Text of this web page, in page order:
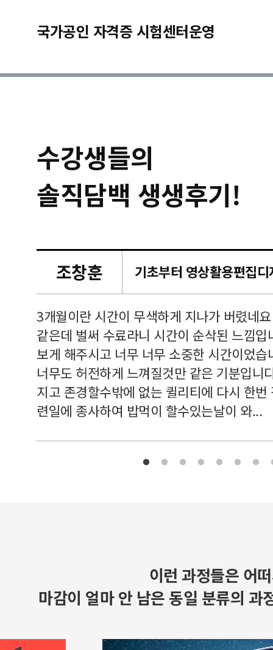
국가공인 자격증 시험센터운영
수강생들의
솔직담백 생생후기!
조창훈
3개월이란 시간이 무색하게 지나가 버렸네
같은데 벌써 수료라니 시간이 순삭된 느낌
보게 해주시고 너무 너무 소중한 시간이었
너무도 허전하게 느껴질것만 같은 기분입니
지고 존경할수밖에 없는 퀼리티에 다시 한
련일에 종사하여 밥먹이 할수있는날이 와...
이런 과정들은 어
마감이 얼마 안 남은 동일 분류의 과